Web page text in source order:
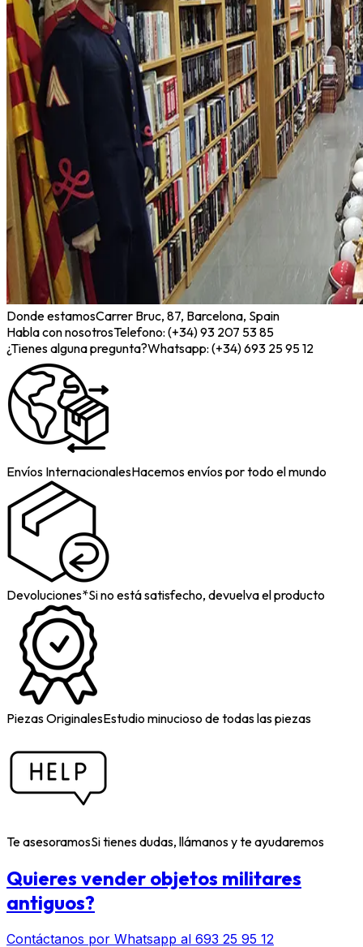
Donde estamosCarrer Bruc, 87, Barcelona, Spain
Habla con nosotrosTelefono: (+34) 93 207 53 85
¿Tienes alguna pregunta?Whatsapp: (+34) 693 25 95 12
Envíos InternacionalesHacemos envíos por todo el mundo
Devoluciones*Si no está satisfecho, devuelva el producto
Piezas OriginalesEstudio minucioso de todas las piezas
Te asesoramosSi tienes dudas, llámanos y te ayudaremos
Quieres vender objetos militares
antiguos?
Contáctanos por Whatsapp al 693 25 95 12